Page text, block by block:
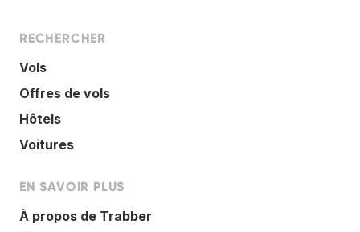
RECHERCHER
Vols
Offres de vols
Hôtels
Voitures
EN SAVOIR PLUS
À propos de Trabber